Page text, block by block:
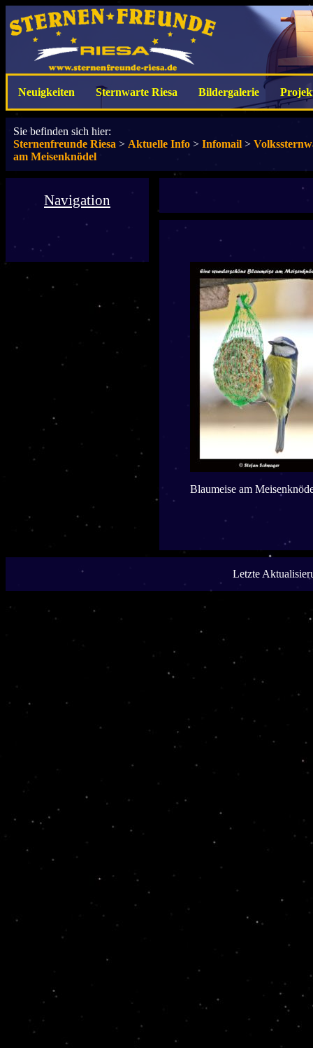
Neuigkeiten Sternwarte Riesa Bildergalerie
Sie befinden sich hier:
Sternenfreunde Riesa > Aktuelle Info > Infomail >
am Meisenknödel
Navigation
Blaumeise am
Letzte